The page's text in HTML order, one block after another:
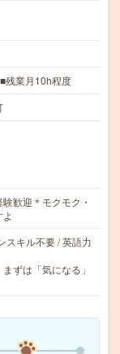
残業月10h程度
歓迎＊モクモク・
スキル不要 / 英語力
ずは「気になる」